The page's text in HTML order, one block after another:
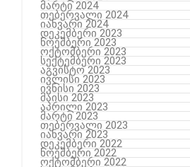
მარტი 2024
თებერვალი 2024
იანვარი 2024
დეკემბერი 2023
ნოემბერი 2023
ოქტომბერი 2023
სექტემბერი 2023
აგვისტო 2023
ივლისი 2023
ივნისი 2023
მაისი 2023
აპრილი 2023
მარტი 2023
თებერვალი 2023
იანვარი 2023
დეკემბერი 2022
ნოემბერი 2022
ოქტომბერი 2022